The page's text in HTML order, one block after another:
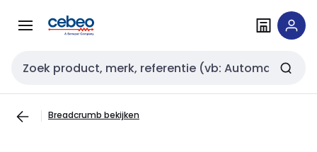
naar
naar
Zoekveld invoer
Breadcrumb bekijken